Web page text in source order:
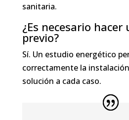
sanitaria.
¿Es necesario
previo?
Sí. Un estudio energético
correctamente la
solución a cada caso.